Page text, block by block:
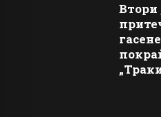
Втори